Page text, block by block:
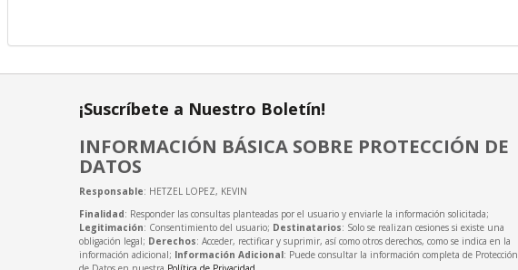
¡Suscríbete a Nuestro Boletín!
INFORMACIÓN BÁSICA SOBRE PROTECCIÓN DE
DATOS
Responsable: HETZEL LOPEZ, KEVIN
Finalidad: Responder las consultas planteadas por el usuario y enviarle la información solicitada;
Legitimación: Consentimiento del usuario; Destinatarios: Solo se realizan cesiones si existe una
obligación legal; Derechos: Acceder, rectificar y suprimir, así como otros derechos, como se indica en la
información adicional; Información Adicional: Puede consultar la información completa de Protección